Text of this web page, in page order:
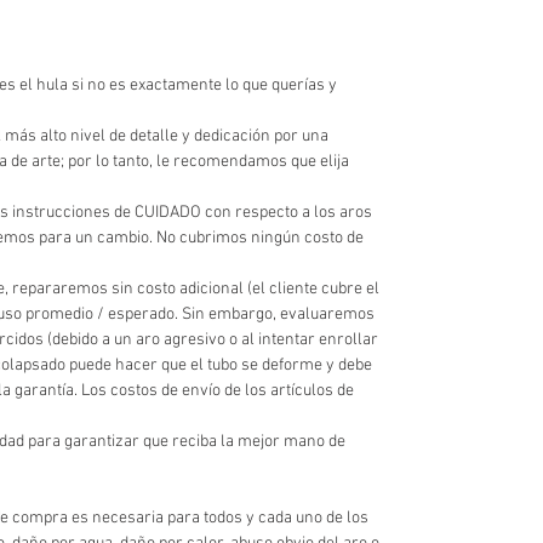
el hula si no es exactamente lo que querías y
más alto nivel de detalle y dedicación por una
de arte; por lo tanto, le recomendamos que elija
de CUIDADO con respecto a los aros
para un cambio. No cubrimos ningún costo de
repararemos sin costo adicional (el cliente cubre el
promedio / esperado. Sin embargo, evaluaremos
(debido a un aro agresivo o al intentar enrollar
puede hacer que el tubo se deforme y debe
garantía. Los costos de envío de los artículos de
para garantizar que reciba la mejor mano de
es necesaria para todos y cada uno de los